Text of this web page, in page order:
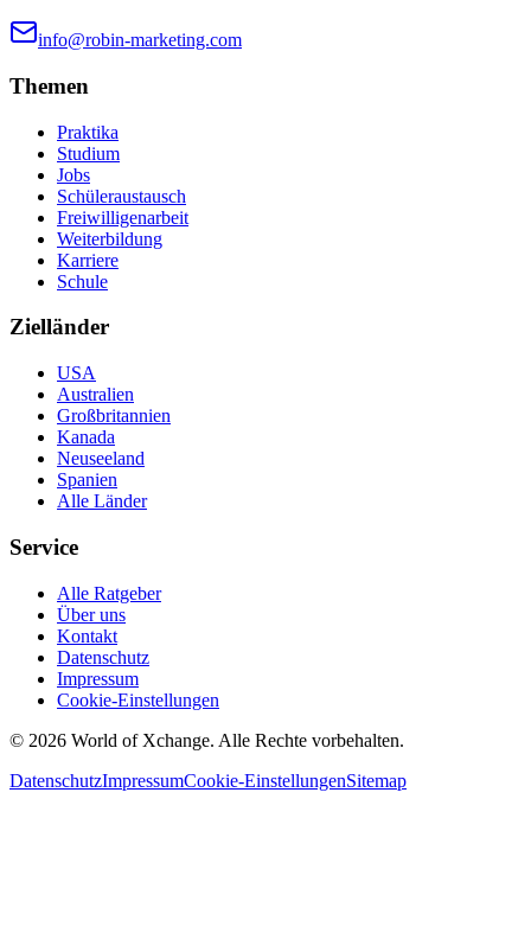
info@robin-marketing.com
Themen
Praktika
Studium
Jobs
Schüleraustausch
Freiwilligenarbeit
Weiterbildung
Karriere
Schule
Zielländer
USA
Australien
Großbritannien
Kanada
Neuseeland
Spanien
Alle Länder
Service
Alle Ratgeber
Über uns
Kontakt
Datenschutz
Impressum
Cookie-Einstellungen
© 2026 World of Xchange. Alle Rechte vorbehalten.
DatenschutzImpressumCookie-EinstellungenSitemap